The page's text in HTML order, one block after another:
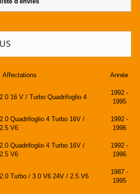
Affectations Année
16 V / Turbo Quadrifoglio 4
1992 -
1995
Quadrifoglio 4 Turbo 16V /
V6
1992 -
1996
Quadrifoglio 4 Turbo 16V /
V6
1992 -
1996
Turbo / 3.0 V6 24V / 2.5 V6
1987 -
1995